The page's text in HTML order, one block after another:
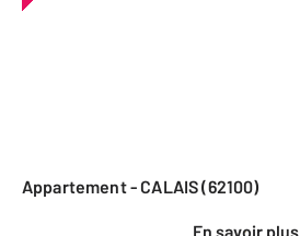
Appartement - CALAIS (62100)
En savoir plus